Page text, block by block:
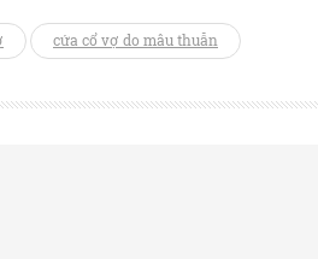
cứa cổ vợ do mâu thuẫn